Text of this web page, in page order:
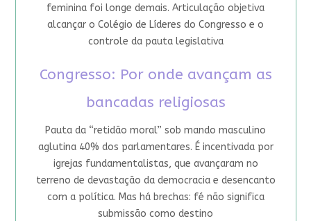
feminina foi longe demais. Articulação objetiva
alcançar o Colégio de Líderes do Congresso e o
controle da pauta legislativa
Congresso: Por onde avançam as
bancadas religiosas
Pauta da “retidão moral” sob mando masculino
aglutina 40% dos parlamentares. É incentivada por
igrejas fundamentalistas, que avançaram no
terreno de devastação da democracia e desencanto
com a política. Mas há brechas: fé não significa
submissão como destino